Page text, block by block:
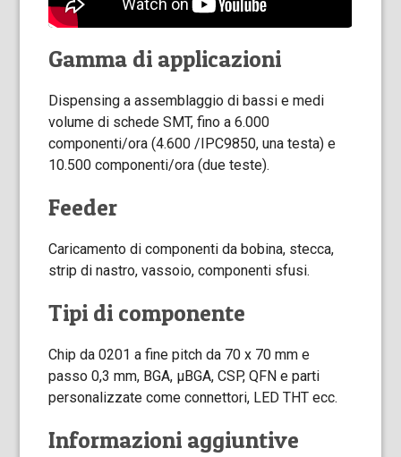
Gamma di applicazioni
Dispensing a assemblaggio di bassi e medi
volume di schede SMT, fino a 6.000
componenti/ora (4.600 /IPC9850, una testa) e
10.500 componenti/ora (due teste).
Feeder
Caricamento di componenti da bobina, stecca,
strip di nastro, vassoio, componenti sfusi.
Tipi di componente
Chip da 0201 a fine pitch da 70 x 70 mm e
passo 0,3 mm, BGA, µBGA, CSP, QFN e parti
personalizzate come connettori, LED THT ecc.
Informazioni aggiuntive